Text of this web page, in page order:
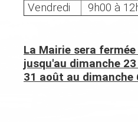
Vendredi
9h00 à
La Mairie sera
jusqu'au dimanche
31 août au dimanche